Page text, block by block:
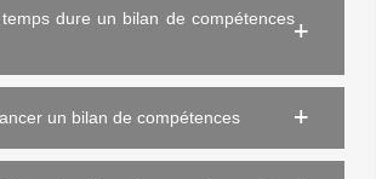
dure un bilan de compétences
un bilan de compétences